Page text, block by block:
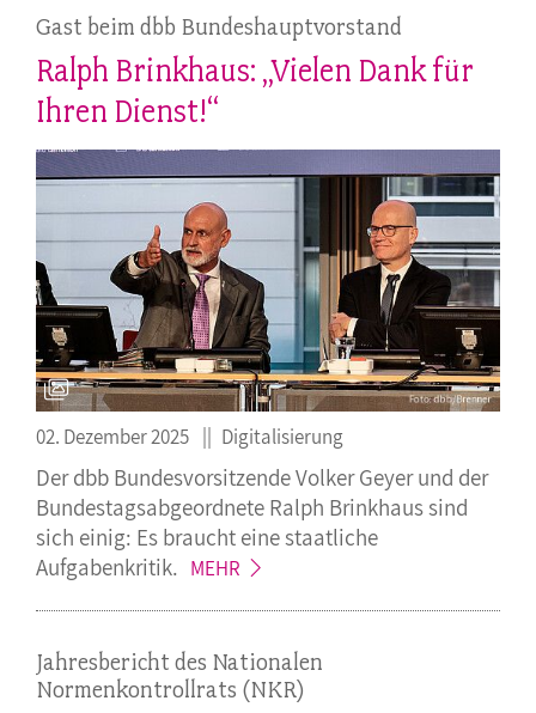
Gast beim dbb Bundeshauptvorstand
Ralph Brinkhaus: „Vielen Dank für
Ihren Dienst!“
02. Dezember 2025 Digitalisierung
Der dbb Bundesvorsitzende Volker Geyer und der
Bundestagsabgeordnete Ralph Brinkhaus sind
sich einig: Es braucht eine staatliche
Aufgabenkritik. MEHR
Jahresbericht des Nationalen
Normenkontrollrats (NKR)